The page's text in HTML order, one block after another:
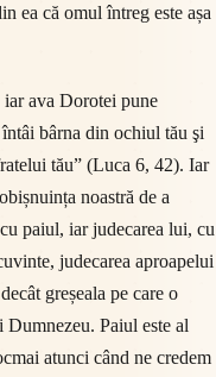
ea că omul întreg este așa
iar ava Dorotei pune
bârna din ochiul tău şi
tău” (Luca 6, 42). Iar
noastră de a
paiul, iar judecarea lui, cu
judecarea aproapelui
greșeala pe care o
Paiul este al
atunci când ne credem